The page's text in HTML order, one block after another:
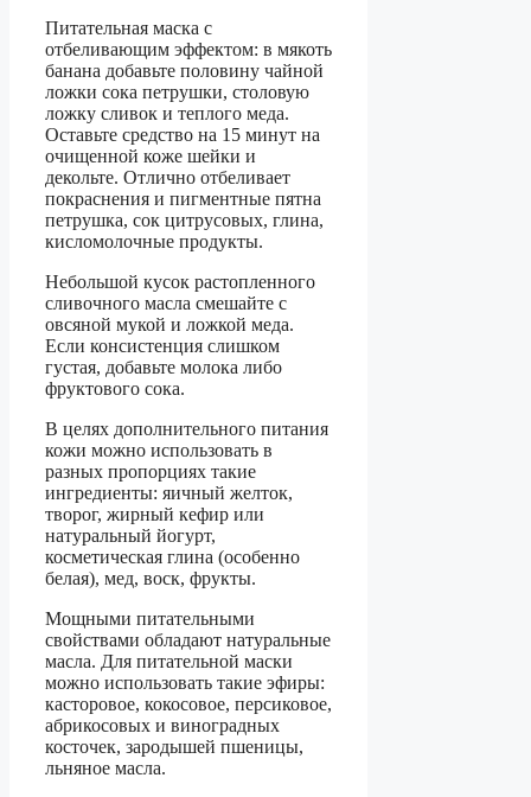
Питательная маска с
отбеливающим эффектом: в мякоть
банана добавьте половину чайной
ложки сока петрушки, столовую
ложку сливок и теплого меда.
Оставьте средство на 15 минут на
очищенной коже шейки и
декольте. Отлично отбеливает
покраснения и пигментные пятна
петрушка, сок цитрусовых, глина,
кисломолочные продукты.
Небольшой кусок растопленного
сливочного масла смешайте с
овсяной мукой и ложкой меда.
Если консистенция слишком
густая, добавьте молока либо
фруктового сока.
В целях дополнительного питания
кожи можно использовать в
разных пропорциях такие
ингредиенты: яичный желток,
творог, жирный кефир или
натуральный йогурт,
косметическая глина (особенно
белая), мед, воск, фрукты.
Мощными питательными
свойствами обладают натуральные
масла. Для питательной маски
можно использовать такие эфиры:
касторовое, кокосовое, персиковое,
абрикосовых и виноградных
косточек, зародышей пшеницы,
льняное масла.